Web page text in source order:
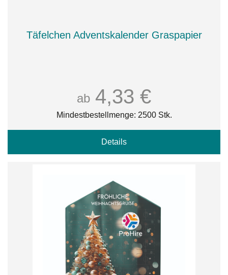
Täfelchen Adventskalender Graspapier
ab 4,33 €
Mindestbestellmenge: 2500 Stk.
Details